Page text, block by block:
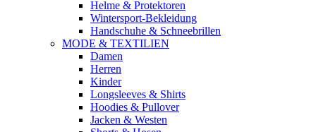
Helme & Protektoren
Wintersport-Bekleidung
Handschuhe & Schneebrillen
MODE & TEXTILIEN
Damen
Herren
Kinder
Longsleeves & Shirts
Hoodies & Pullover
Jacken & Westen